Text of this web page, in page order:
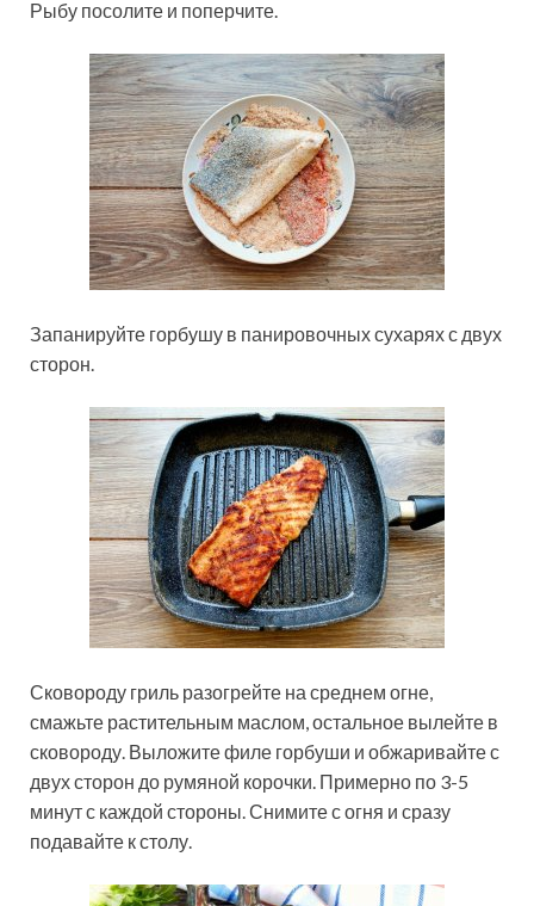
Рыбу посолите и поперчите.
Запанируйте горбушу в панировочных сухарях с двух
сторон.
Сковороду гриль разогрейте на среднем огне,
смажьте растительным маслом, остальное вылейте в
сковороду. Выложите филе горбуши и обжаривайте с
двух сторон до румяной корочки. Примерно по 3-5
минут с каждой стороны. Снимите с огня и сразу
подавайте к столу.